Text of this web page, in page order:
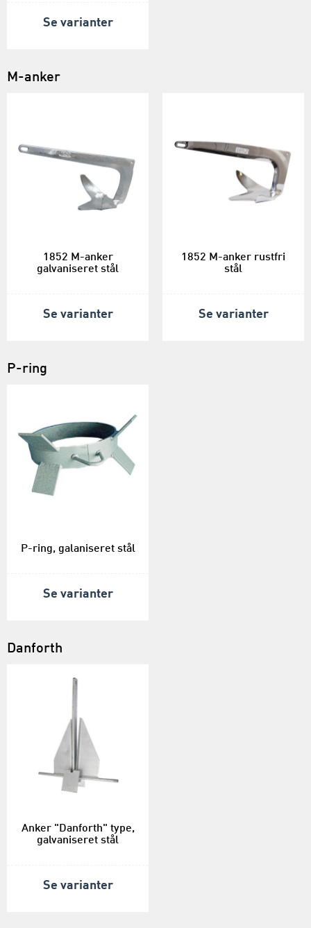
Se varianter
M-anker
1852 M-anker
galvaniseret stål
Se varianter
1852 M-anker rustfri
stål
Se varianter
P-ring
P-ring, galaniseret stål
Se varianter
Danforth
Anker "Danforth" type,
galvaniseret stål
Se varianter